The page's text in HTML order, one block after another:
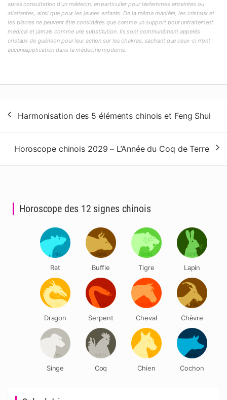
après consultation d'un médecin, en particulier pour lesfemmes enceintes ou
allaitantes, ainsi que pour les jeunes enfants. De la même manière, les cristaux et
les pierres ne peuvent être considérés que comme un support pour untraitement
médical et jamais comme une substitution. Ils sont communément appelés
cristaux de guérison pour leur action sur les chakras, sachant que ceux-ci n'ont
aucuneapplication dans la médecine moderne.
de
l’article
Harmonisation des 5 éléments chinois et Feng Shui
Horoscope chinois 2029 – L’Année du Coq de Terre
Horoscope des 12 signes chinois
Rat Buffle Tigre Lapin
Dragon Serpent Cheval Chèvre
Singe Coq Chien Cochon